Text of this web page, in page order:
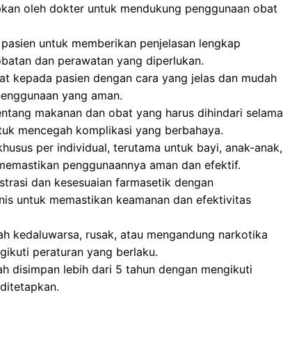
oleh dokter untuk mendukung penggunaan obat
untuk memberikan penjelasan lengkap
dan perawatan yang diperlukan.
kepada pasien dengan cara yang jelas dan mudah
yang aman.
makanan dan obat yang harus dihindari selama
mencegah komplikasi yang berbahaya.
per individual, terutama untuk bayi, anak-anak,
penggunaannya aman dan efektif.
dan kesesuaian farmasetik dengan
untuk memastikan keamanan dan efektivitas
kedaluwarsa, rusak, atau mengandung narkotika
peraturan yang berlaku.
disimpan lebih dari 5 tahun dengan mengikuti